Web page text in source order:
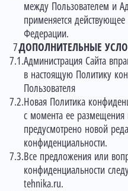
между Пользователем и
применяется действующее
Федерации.
ДОПОЛНИТЕЛЬНЫЕ
Администрация Сайта
в настоящую Политику
Пользователя
Новая Политика
с момента ее размещения
предусмотрено новой
конфиденциальности.
Все предложения или
конфиденциальности
tehnika.ru.